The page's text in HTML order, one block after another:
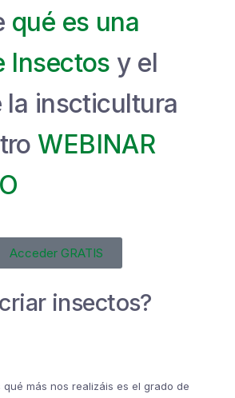
qué es una
Insectos y el
la inscticultura
WEBINAR
Acceder GRATIS
insectos?
más nos realizáis es el grado de